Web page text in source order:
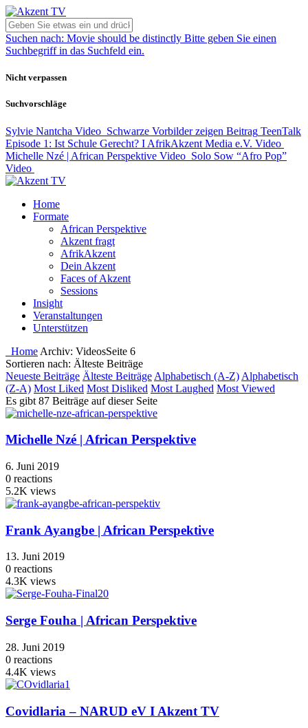
Suchen nach: Movie should be distinctly Bitte geben Sie einen
Suchbegriff in das Suchfeld ein.
Nicht verpassen
Suchvorschläge
Sylvie Nantcha Video Schwarze Vorbilder zeigen Beitrag TeenTalk
Episode 1: Ist Schule Gerecht? I AfrikAkzent Media e.V. Video
Michelle Nzé | African Perspektive Video Solo Sow “Afro Pop”
Video
Home
Formate
African Perspektive
Akzent fragt
AfrikAkzent
Dein Akzent
Faces of Akzent
Sessions
Insight
Veranstaltungen
Unterstützen
Home Archiv: VideosSeite 6
Sortieren nach: Älteste Beiträge
Neueste Beiträge Älteste Beiträge Alphabetisch (A-Z) Alphabetisch
(Z-A) Most Liked Most Disliked Most Laughed Most Viewed
Es gibt 87 Beiträge auf dieser Seite
Michelle Nzé | African Perspektive
6. Juni 2019
0 reactions
5.2K views
Frank Ayangbe | African Perspektive
13. Juni 2019
0 reactions
4.3K views
Serge Fouha | African Perspektive
28. Juni 2019
0 reactions
4.4K views
Covidlaria – NARUD eV I Akzent TV